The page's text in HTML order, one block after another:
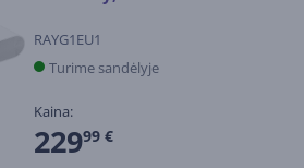
RAYG1EU1
Turime sandėlyje
Kaina:
22999 €